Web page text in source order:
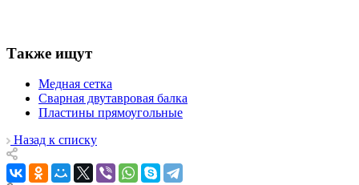
Также ищут
Медная сетка
Сварная двутавровая балка
Пластины прямоугольные
Назад к списку